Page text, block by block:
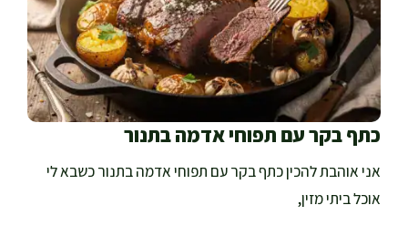
כתף בקר עם תפוחי אדמה בתנור
אני אוהבת להכין כתף בקר עם תפוחי אדמה בתנור כשבא לי
אוכל ביתי מזין,